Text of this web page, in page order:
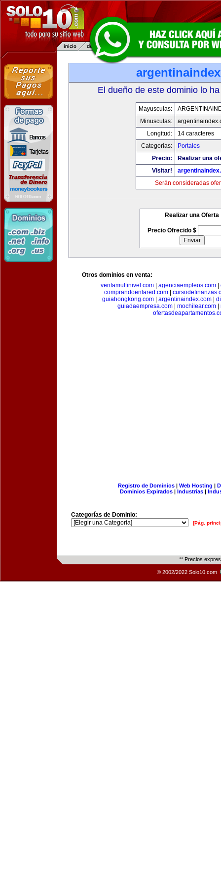
El dueño de este dominio lo
Mayusculas:
Minusculas:
Longitud:
14 caracteres
Categorias:
Portales
Precio:
Realizar una
Visitar!
Serán consideradas
Realizar una Oferta
Precio Ofrecido $
Otros dominios en venta:
ventamultinivel.com| agenciaempleos.com|
comprandoenlared.com|
guiahongkong.com| argentinaindex.com|
guiadaempresa.com
mochilear.com
Registro de Dominios| Web Hosting |
Dominios Expirados | Industrias |
Categorías de Dominio:
[Pág.
** Precios
© 2002/2022 Solo10.com